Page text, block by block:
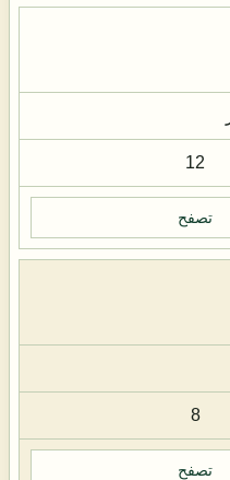
12
تصفح
8
تصفح